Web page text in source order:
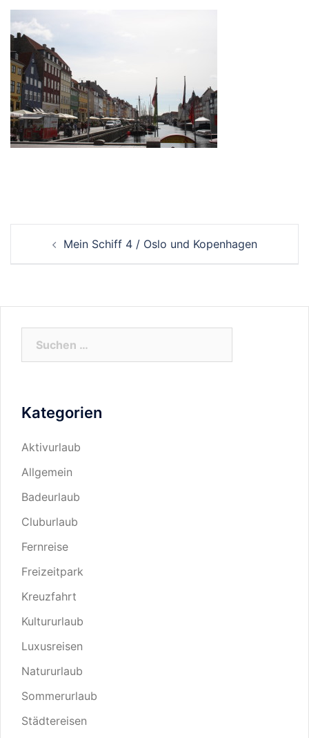
NavigationMein Schiff 4 / Oslo und Kopenhagen
Kategorien
Aktivurlaub
Allgemein
Badeurlaub
Cluburlaub
Fernreise
Freizeitpark
Kreuzfahrt
Kultururlaub
Luxusreisen
Natururlaub
Sommerurlaub
Städtereisen